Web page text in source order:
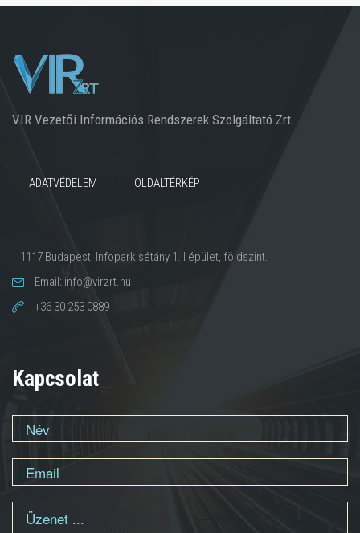
VIR Vezetői Információs Rendszerek Szolgáltató Zrt.
ADATVÉDELEM OLDALTÉRKÉP
1117 Budapest, Infopark sétány 1. I épület, földszint.
Email: info@virzrt.hu
+36 30 253 0889
Kapcsolat